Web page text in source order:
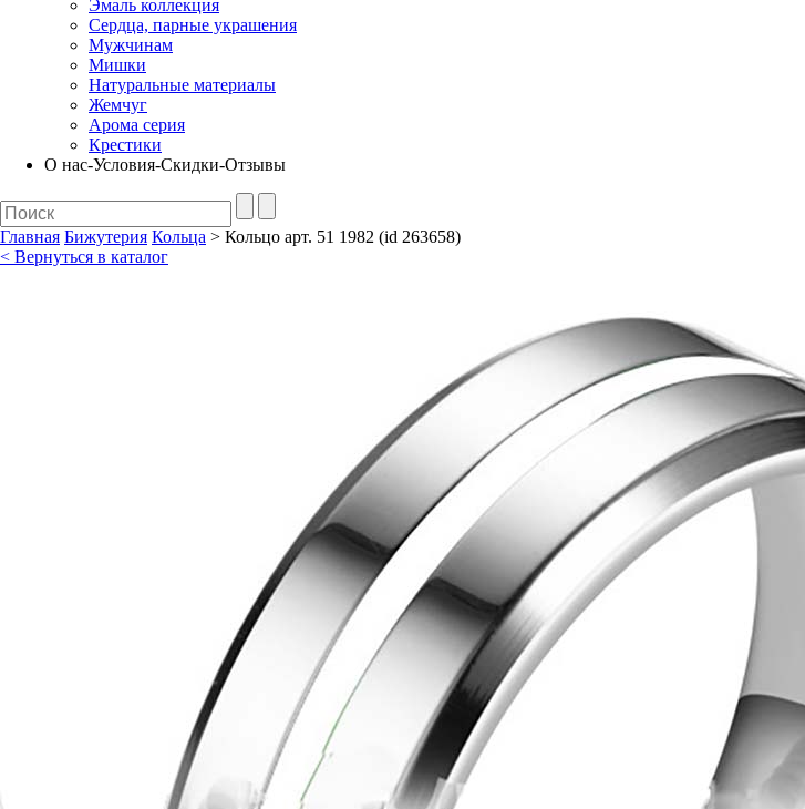
Эмаль коллекция
Сердца, парные украшения
Мужчинам
Мишки
Натуральные материалы
Жемчуг
Арома серия
Крестики
О нас-Условия-Скидки-Отзывы
Главная Бижутерия Кольца > Кольцо арт. 51 1982 (id 263658)
< Вернуться в каталог